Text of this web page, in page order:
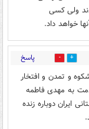
ولی کسی
خواهد داد.
6 پاسخ
و تمدن و افتخار
به مهدی فاطمه
ایران دوباره زنده